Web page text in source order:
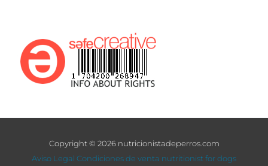
Copyright © 2026 nutricionistadeperros.com
Aviso Legal Condiciones de venta nutritionist for dogs